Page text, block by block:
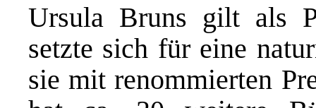
Ursula Bruns gilt als
setzte sich für eine
sie mit renommierten